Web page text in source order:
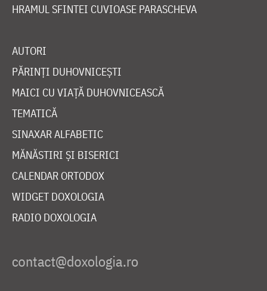
HRAMUL SFINTEI CUVIOASE PARASCHEVA
AUTORI
PĂRINȚI DUHOVNICEȘTI
MAICI CU VIAȚĂ DUHOVNICEASCĂ
TEMATICĂ
SINAXAR ALFABETIC
MĂNĂSTIRI ȘI BISERICI
CALENDAR ORTODOX
WIDGET DOXOLOGIA
RADIO DOXOLOGIA